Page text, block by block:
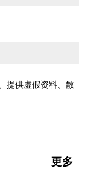
提供虚假资料、散
更多